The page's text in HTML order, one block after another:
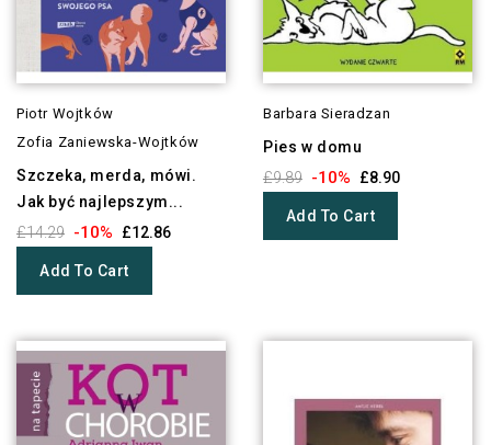
Piotr Wojtków
Zofia Zaniewska-Wojtków
Szczeka, merda, mówi.
Jak być najlepszym...
£14.29 -10% £12.86
Add To Cart
Barbara Sieradzan
Pies w domu
£9.89 -10% £8.90
Add To Cart